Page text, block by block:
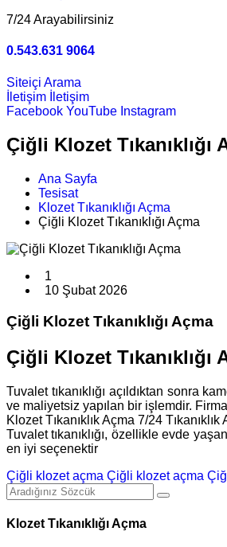
7/24 Arayabilirsiniz
0.543.631 9064
Siteiçi Arama
İletişim
İletişim
Facebook YouTube Instagram
Çiğli Klozet Tıkanıklığı
Ana Sayfa
Tesisat
Klozet Tıkanıklığı Açma
Çiğli Klozet Tıkanıklığı Açma
1
10 Şubat 2026
Çiğli Klozet Tıkanıklığı Açma
Çiğli Klozet Tıkanıklığı
Tuvalet tıkanıklığı açıldıktan sonra
ve maliyetsiz yapılan bir işlemdir.
Klozet Tıkanıklık Açma 7/24
Tuvalet tıkanıklığı, özellikle evde
en iyi seçenektir
Çiğli klozet açma Çiğli klozet açma
Klozet Tıkanıklığı Açma